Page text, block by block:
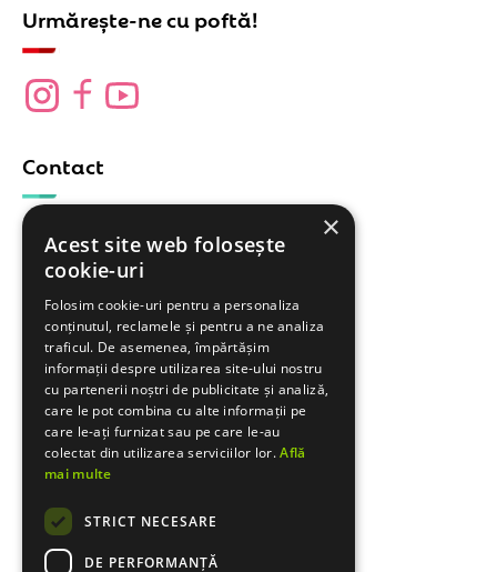
Urmărește-ne cu poftă!
Contact
Formular contact
Achiziții animale
Cere o ofertă!
Vizitează-ne!
Magazin
Benzinărie
Abator/ Sediu
×
Acest site web folosește
cookie-uri
Folosim cookie-uri pentru a personaliza
conținutul, reclamele și pentru a ne analiza
traficul. De asemenea, împărtășim
informații despre utilizarea site-ului nostru
cu partenerii noștri de publicitate și analiză,
care le pot combina cu alte informații pe
care le-ați furnizat sau pe care le-au
colectat din utilizarea serviciilor lor.Află
mai multe
STRICT NECESARE
DE PERFORMANȚĂ